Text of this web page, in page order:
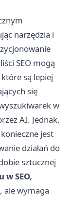
narzędzia i
SEO mogą
są lepiej
się
w
AI. Jednak,
jest
działań do
sztucznej
w SEO,
, ale wymaga